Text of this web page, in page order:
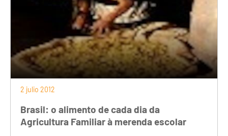
2 julio 2012
Brasil: o alimento de cada dia da
Agricultura Familiar à merenda escolar